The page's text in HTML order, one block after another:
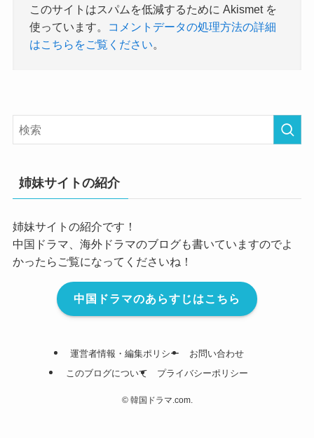
このサイトはスパムを低減するために Akismet を
使っています。
コメントデータの処理方法の詳細
はこちらをご覧ください
姉妹サイトの紹介
姉妹サイトの紹介です！
中国ドラマ、海外ドラマのブログも書いていますのでよ
かったらご覧になってくださいね！
中国ドラマのあらすじはこちら
運営者情報・編集ポリシー
お問い合わせ
このブログについて
プライバシーポリシー
©韓国ドラマ.com.